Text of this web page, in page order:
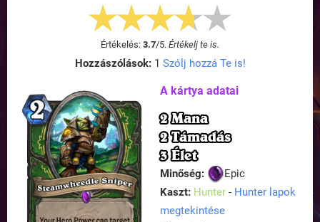
Értékelés: 3.7/5. Értékelj te is.
Hozzászólások:1 Szólj hozzá Te is!
A kártya adatai
2 Mana
2 Támadás
3 Élet
Minőség:
Epic
Kaszt: Hunter - Hunter lapok
megtekintése